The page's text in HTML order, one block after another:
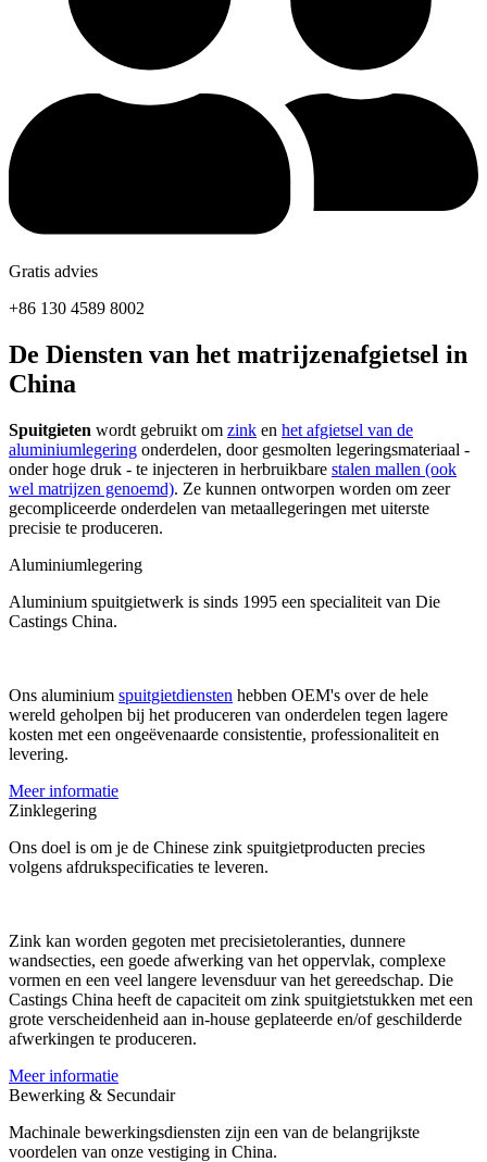
Gratis advies
+86 130 4589 8002
De Diensten van het matrijzenafgietsel in
China
Spuitgieten wordt gebruikt om zink en het afgietsel van de
aluminiumlegering onderdelen, door gesmolten legeringsmateriaal -
onder hoge druk - te injecteren in herbruikbare stalen mallen (ook
wel matrijzen genoemd). Ze kunnen ontworpen worden om zeer
gecompliceerde onderdelen van metaallegeringen met uiterste
precisie te produceren.
Aluminiumlegering
Aluminium spuitgietwerk is sinds 1995 een specialiteit van Die
Castings China.
Ons aluminium spuitgietdiensten hebben OEM's over de hele
wereld geholpen bij het produceren van onderdelen tegen lagere
kosten met een ongeëvenaarde consistentie, professionaliteit en
levering.
Meer informatie
Zinklegering
Ons doel is om je de Chinese zink spuitgietproducten precies
volgens afdrukspecificaties te leveren.
Zink kan worden gegoten met precisietoleranties, dunnere
wandsecties, een goede afwerking van het oppervlak, complexe
vormen en een veel langere levensduur van het gereedschap. Die
Castings China heeft de capaciteit om zink spuitgietstukken met een
grote verscheidenheid aan in-house geplateerde en/of geschilderde
afwerkingen te produceren.
Meer informatie
Bewerking & Secundair
Machinale bewerkingsdiensten zijn een van de belangrijkste
voordelen van onze vestiging in China.